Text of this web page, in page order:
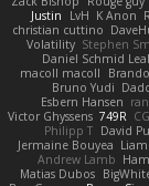
Justin
LvH K Anon
christian cuttino
Volatility Stephen
Daniel Schmid Leal
macoll macoll
Bruno Yudi
Esbern Hansen
Victor Ghyssens 749R
Philipp T David
Jermaine Bouyea
Andrew Lamb
Matias Dubos